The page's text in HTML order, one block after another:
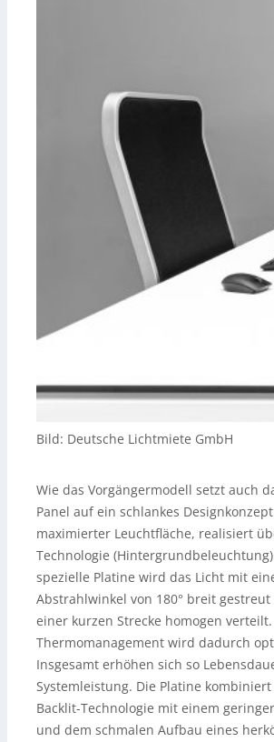
Bild: Deutsche Lichtmiete GmbH
Wie das Vorgängermodell setzt auch
Panel auf ein schlankes
maximierter Leuchtfläche, realisiert
Technologie
spezielle Platine wird das Licht mit
Abstrahlwinkel von 180° breit
einer kurzen Strecke homogen
Thermomanagement wird dadurch
Insgesamt erhöhen sich so
Systemleistung. Die Platine
Backlit-Technologie mit einem
und dem schmalen Aufbau eines